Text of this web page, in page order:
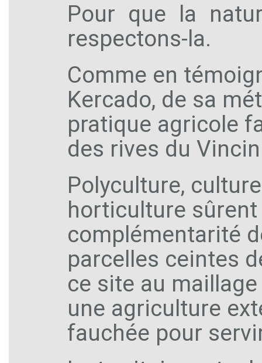
Pour que la
respectons-la.
Comme en
Kercado, de sa
pratique agricole
des rives du
Polyculture,
horticulture
complémentarité
parcelles ceintes
ce site au
une agriculture
fauchée pour